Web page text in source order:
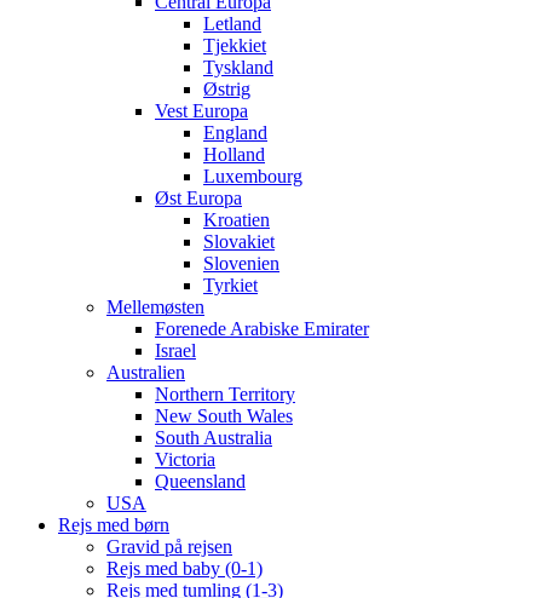
Letland
Tjekkiet
Tyskland
Østrig
Vest Europa
England
Holland
Luxembourg
Øst Europa
Kroatien
Slovakiet
Slovenien
Tyrkiet
Mellemøsten
Forenede Arabiske Emirater
Israel
Australien
Northern Territory
New South Wales
South Australia
Victoria
Queensland
USA
Rejs med børn
Gravid på rejsen
Rejs med baby (0-1)
Rejs med tumling (1-3)